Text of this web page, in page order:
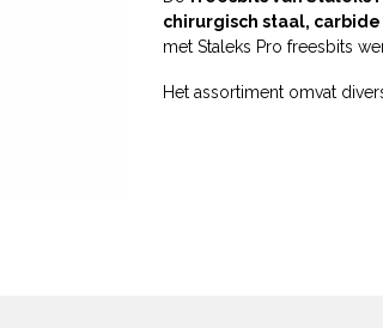
chirurgisch staal,
met Staleks Pro freesbits
Het assortiment omvat